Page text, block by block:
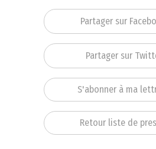
Partager sur
Partager sur
S'abonner à ma
Retour liste de